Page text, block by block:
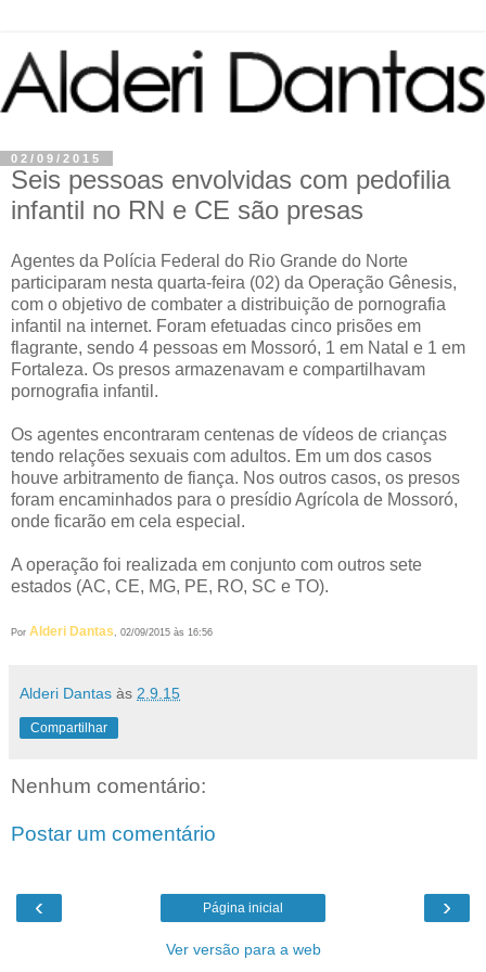
02/09/2015
Seis pessoas envolvidas com pedofilia
infantil no RN e CE são presas
Agentes da Polícia Federal do Rio Grande do Norte
participaram nesta quarta-feira (02) da Operação Gênesis,
com o objetivo de combater a distribuição de pornografia
infantil na internet. Foram efetuadas cinco prisões em
flagrante, sendo 4 pessoas em Mossoró, 1 em Natal e 1 em
Fortaleza. Os presos armazenavam e compartilhavam
pornografia infantil.
Os agentes encontraram centenas de vídeos de crianças
tendo relações sexuais com adultos. Em um dos casos
houve arbitramento de fiança. Nos outros casos, os presos
foram encaminhados para o presídio Agrícola de Mossoró,
onde ficarão em cela especial.
A operação foi realizada em conjunto com outros sete
estados (AC, CE, MG, PE, RO, SC e TO).
Por Alderi Dantas, 02/09/2015 às 16:56
Alderi Dantas às 2.9.15
Compartilhar
Nenhum comentário:
Postar um comentário
‹ ›
Página inicial
Ver versão para a web